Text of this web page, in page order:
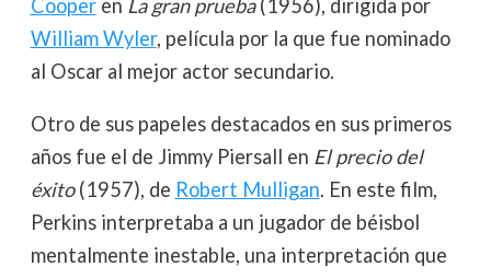
Cooperen La gran prueba(1956), dirigida por
William Wyler, película por la que fue nominado
al Oscar al mejor actor secundario.
Otro de sus papeles destacados en sus primeros
años fue el de Jimmy Piersall en El precio del
éxito(1957), de Robert Mulligan. En este film,
Perkins interpretaba a un jugador de béisbol
mentalmente inestable, una interpretación que